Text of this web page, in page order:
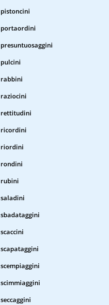
pistoncini
portaordini
presuntuosaggini
pulcini
rabbini
raziocini
rettitudini
ricordini
riordini
rondini
rubini
saladini
sbadataggini
scaccini
scapataggini
scempiaggini
scimmiaggini
seccaggini